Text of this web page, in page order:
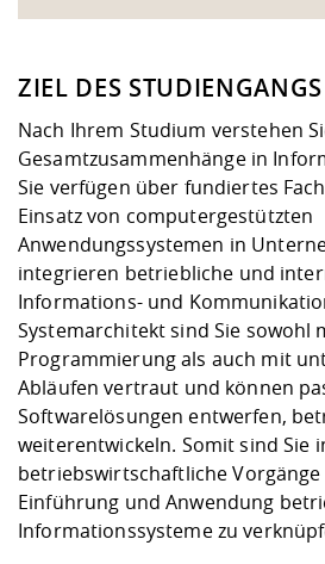
ZIEL DES STUDIENGANGS
Nach Ihrem Studium verstehen
Gesamtzusammenhänge in
Sie verfügen über fundiertes
Einsatz von computergestützten
Anwendungssystemen in
integrieren betriebliche und
Informations- und
Systemarchitekt sind Sie sowohl
Programmierung als auch mit
Abläufen vertraut und können
Softwarelösungen entwerfen,
weiterentwickeln. Somit sind Sie
betriebswirtschaftliche
Einführung und Anwendung
Informationssysteme zu